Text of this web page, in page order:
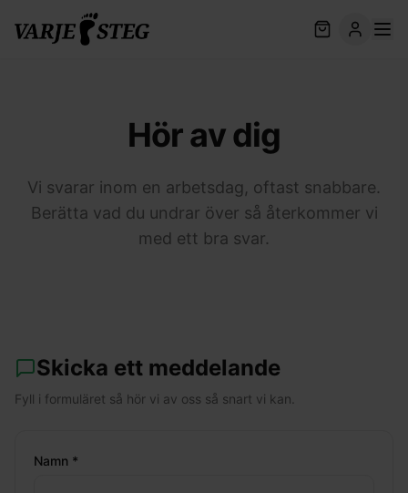
Hör av dig
Vi svarar inom en arbetsdag, oftast snabbare.
Berätta vad du undrar över så återkommer vi
med ett bra svar.
Skicka ett meddelande
Fyll i formuläret så hör vi av oss så snart vi kan.
Namn *